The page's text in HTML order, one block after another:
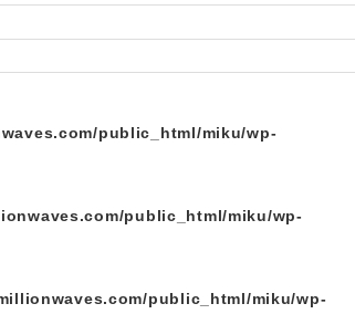
public_html/miku/wp-
public_html/miku/wp-
public_html/miku/wp-